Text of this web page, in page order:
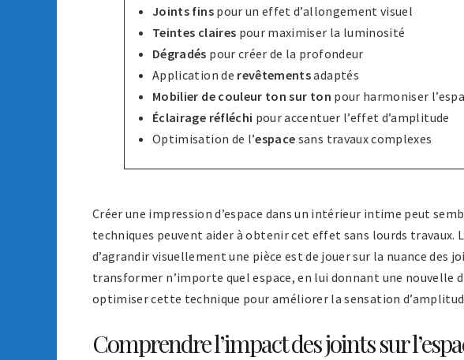
Joints finspour un effet d’allongement visuel
Teintes claires pour maximiser la luminosité
Dégradés pour créer de la profondeur
Application de revêtementsadaptés
Mobilier de couleur ton sur ton pour harmoniser
Éclairage réfléchi pour accentuer l’effet d’amplitude
Optimisation de l’espace sans travaux complexes
Créer une impression d’espace dans un intérieur intime peut
techniques peuvent aider à obtenir cet effet sans lourds travaux.
d’agrandir visuellement une pièce est de jouer sur la nuance des
transformer n’importe quel espace, en lui donnant une nouvelle
optimiser cette technique pour améliorer la sensation
Comprendre l’impact des joints sur